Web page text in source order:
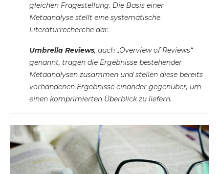
gleichen Fragestellung. Die Basis einer
Metaanalyse stellt eine systematische
Literaturrecherche dar.
Umbrella Reviews, auch „Overview of Reviews“
genannt, tragen die Ergebnisse bestehender
Metaanalysen zusammen und stellen diese bereits
vorhandenen Ergebnisse einander gegenüber, um
einen komprimierten Überblick zu liefern.